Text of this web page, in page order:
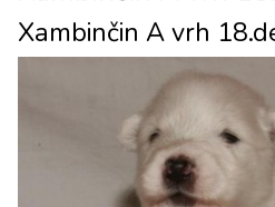
Xambinčin A vrh